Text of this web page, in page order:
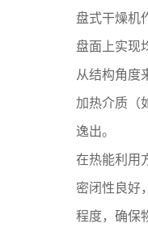
盘式干燥机
盘面上实现
从结构角度
加热介质（
逸出。
在热能利用
密闭性良好
程度，确保